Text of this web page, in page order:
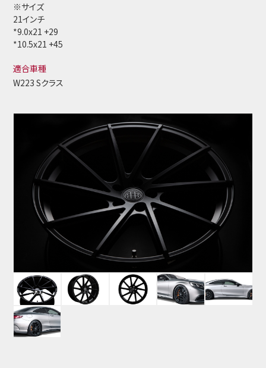
※サイズ
21インチ
*9.0x21 +29
*10.5x21 +45
適合車種
W223 Sクラス